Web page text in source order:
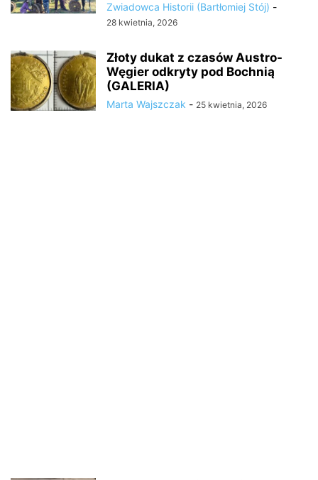
Zwiadowca Historii (Bartłomiej Stój) -
28 kwietnia, 2026
Złoty dukat z czasów Austro-
Węgier odkryty pod Bochnią
(GALERIA)
Marta Wajszczak - 25 kwietnia, 2026